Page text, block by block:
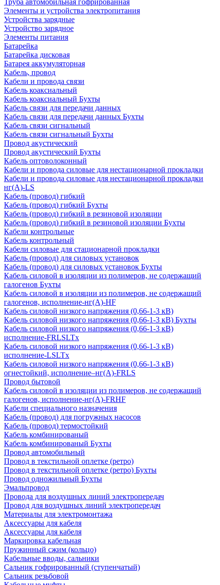
Труба автомобильная гофрированная
Элементы и устройства электропитания
Устройства зарядные
Устройство зарядное
Элементы питания
Батарейка
Батарейка дисковая
Батарея аккумуляторная
Кабель, провод
Кабели и провода связи
Кабель коаксиальный
Кабель коаксиальный Бухты
Кабель связи для передачи данных
Кабель связи для передачи данных Бухты
Кабель связи сигнальный
Кабель связи сигнальный Бухты
Провод акустический
Провод акустический Бухты
Кабель оптоволоконный
Кабели и провода силовые для нестационарной прокладки
Кабели и провода силовые для нестационарной прокладки
нг(А)-LS
Кабель (провод) гибкий
Кабель (провод) гибкий Бухты
Кабель (провод) гибкий в резиновой изоляции
Кабель (провод) гибкий в резиновой изоляции Бухты
Кабели контрольные
Кабель контрольный
Кабели силовые для стационарной прокладки
Кабель (провод) для силовых установок
Кабель (провод) для силовых установок Бухты
Кабель силовой в изоляции из полимеров, не содержащий
галогенов Бухты
Кабель силовой в изоляции из полимеров, не содержащий
галогенов, исполнение-нг(А)-HF
Кабель силовой низкого напряжения (0,66-1-3 кВ)
Кабель силовой низкого напряжения (0,66-1-3 кВ) Бухты
Кабель силовой низкого напряжения (0,66-1-3 кВ)
исполнение-FRLSLTx
Кабель силовой низкого напряжения (0,66-1-3 кВ)
исполнение-LSLTx
Кабель силовой низкого напряжения (0,66-1-3 кВ)
огнестойкий, исполнение–нг(А)-FRLS
Провод бытовой
Кабель силовой в изоляции из полимеров, не содержащий
галогенов, исполнение-нг(А)-FRHF
Кабели специального назначения
Кабель (провод) для погружных насосов
Кабель (провод) термостойкий
Кабель комбинированый
Кабель комбинированый Бухты
Провод автомобильный
Провод в текстильной оплетке (ретро)
Провод в текстильной оплетке (ретро) Бухты
Провод одножильный Бухты
Эмальпровод
Провода для воздушных линий электропередач
Провод для воздушных линий электропередач
Материалы для электромонтажа
Аксессуары для кабеля
Аксессуары для кабеля
Маркировка кабельная
Пружинный сжим (кольцо)
Кабельные вводы, сальники
Сальник гофрированный (ступенчатый)
Сальник резьбовой